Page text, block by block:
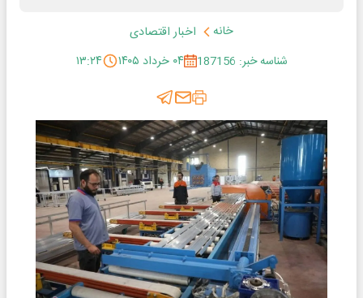
خانه
اخبار اقتصادی
شناسه خبر: 187156
۰۴ خرداد ۱۴۰۵ ۱۳:۲۴